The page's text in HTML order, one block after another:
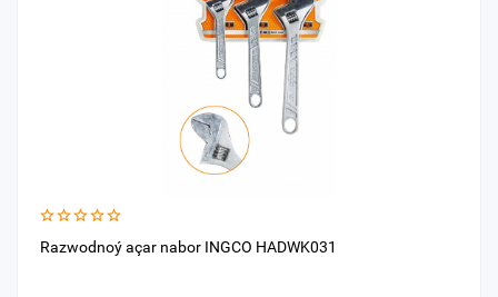
Razwodnoý açar nabor INGCO HADWK031